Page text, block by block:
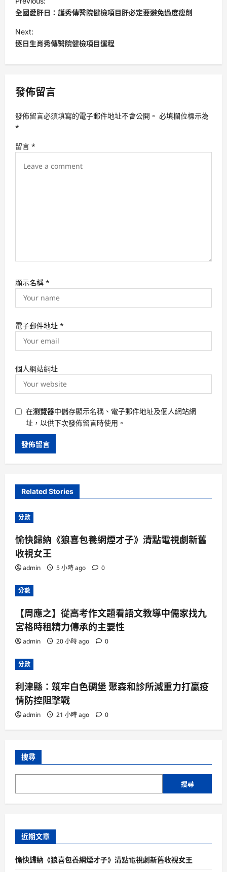
o
s
t
v
g
t
全國愛肝日：護秀傳醫院健檢項目肝必定要避免過度瘦削
Next:
逐日生肖秀傳醫院健檢項目運程
發佈留言
發佈留言必須填寫的電子郵件地址不會公開。 必填欄位標示為
*
留言 *
顯示名稱 *
電子郵件地址 *
個人網站網址
在瀏覽器中儲存顯示名稱、電子郵件地址及個人網站網
址，以供下次發佈留言時使用。
Related Stories
分數
愉快歸納《狼喜包養網煙才子》清點電視劇新舊
收視女王
admin 5 小時 ago 0
分數
【周應之】從高考作文題看語文教導中儒家找九
宮格時租精力傳承的主要性
admin 20 小時 ago 0
分數
利津縣：筑牢白色碉堡 聚森和診所減重力打贏疫
情防控阻擊戰
admin 21 小時 ago 0
搜尋
搜尋
近期文章
愉快歸納《狼喜包養網煙才子》清點電視劇新舊收視女王